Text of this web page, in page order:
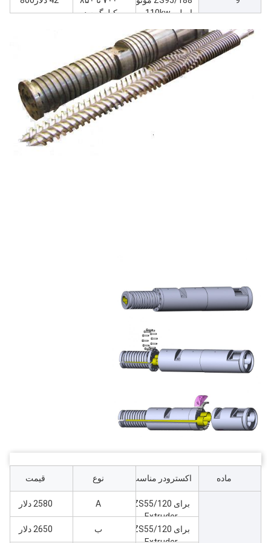
اصلی 110kw
کیلوگرم در
ماده اکسترودر مناسب نوع قیمت
برای ZS55/120
Extruder
مخروطی دو پیچ
A 2580 دلار
برای ZS55/120
ب 2650 دلار